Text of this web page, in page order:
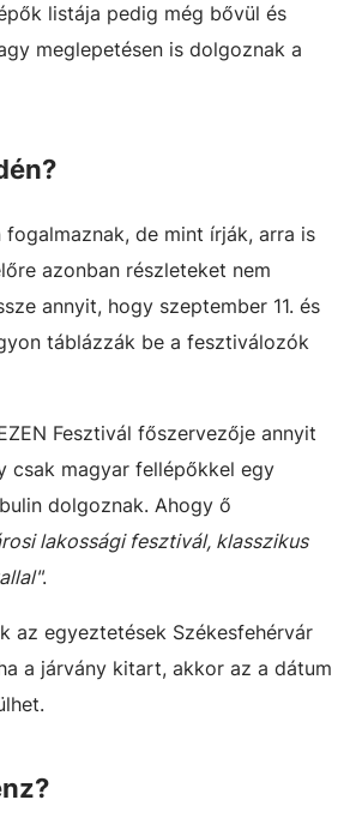
listája pedig még bővül és
meglepetésen is dolgoznak a
fogalmaznak, de mint írják, arra is
azonban részleteket nem
annyit, hogy szeptember 11. és
táblázzák be a fesztiválozók
Fesztivál főszervezője annyit
csak magyar fellépőkkel egy
dolgoznak. Ahogy ő
lakossági fesztivál, klasszikus
.
az egyeztetések Székesfehérvár
a járvány kitart, akkor az a dátum